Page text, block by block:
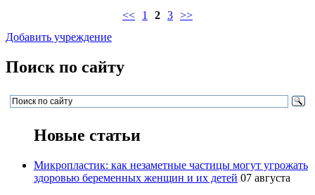
<<
1 2 3 >>
Добавить учреждение
Поиск по сайту
Новые статьи
Микропластик: как незаметные частицы могут угрожать
здоровью беременных женщин и их детей 07 августа